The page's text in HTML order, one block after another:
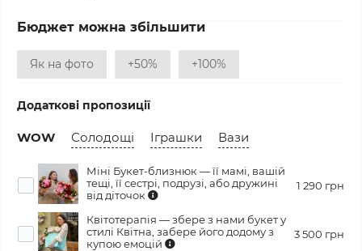
Бюджет можна збільшити
Як на фото +50% +100%
Додаткові пропозиції
WOW Солодощі Іграшки Вази
Міні Букет-близнюк — її мамі, вашій
тещі, її сестрі, подрузі, або дружині
від діточок
1 290 грн
Квітотерапія — збере з нами букет у
стилі Квітна, забере його додому з
купою емоцій
3 500 грн